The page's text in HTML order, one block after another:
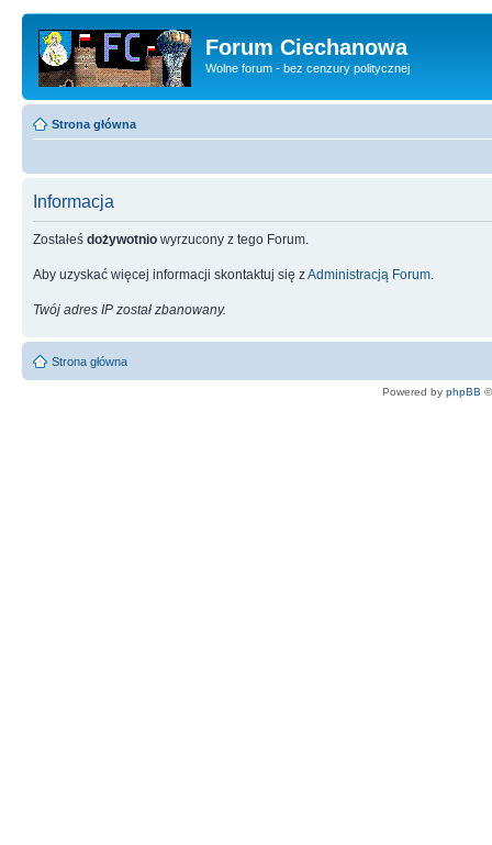
Forum Ciechanowa
Wolne forum - bez cenzury politycznej
Strona główna
Informacja
Zostałeś dożywotnio wyrzucony z tego Forum.
Aby uzyskać więcej informacji skontaktuj się zAdministracją Forum
Twój adres IP został zbanowany.
Strona główna
Powered by phpBB